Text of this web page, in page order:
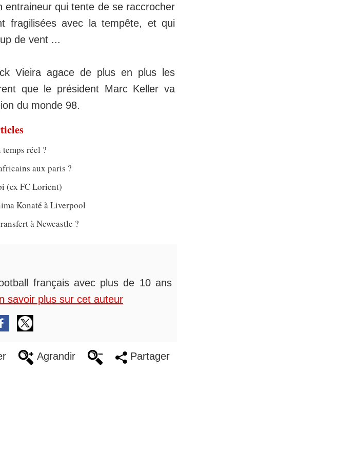
qui tente de se raccrocher
fragilisées avec la tempête, et qui
de vent ...
Vieira agace de plus en plus les
que le président Marc Keller va
du monde 98.
réel ?
aux paris ?
(ex FC Lorient)
Konaté à Liverpool
à Newcastle ?
français avec plus de 10 ans
savoir plus sur cet auteur
Agrandir Partager